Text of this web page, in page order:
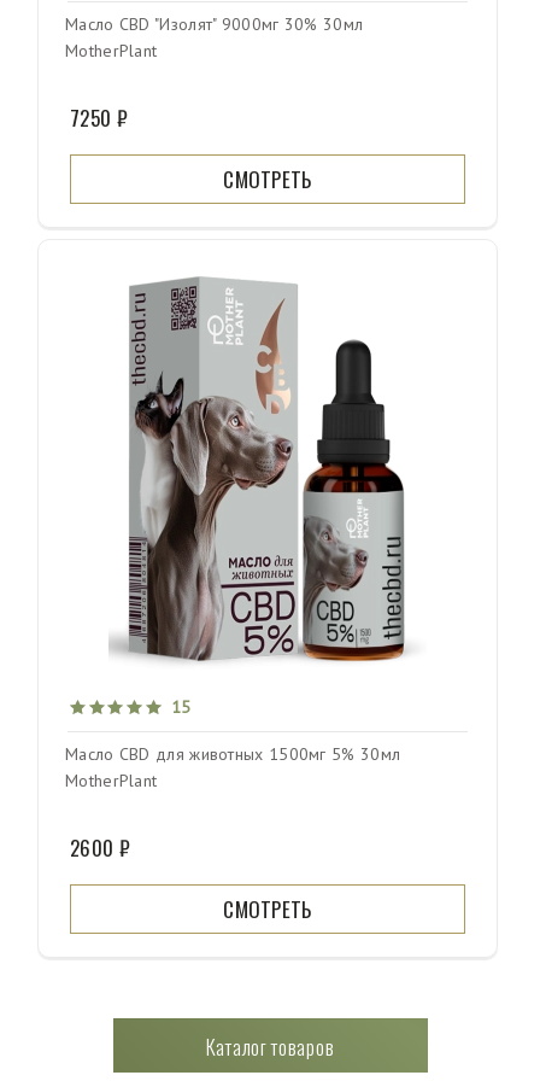
15
Масло CBD для животных 1500мг 5% 30мл
MotherPlant
2600 ₽
СМОТРЕТЬ
Масло CBD "Изолят" 9000мг 30% 30мл
MotherPlant
7250 ₽
СМОТРЕТЬ
Каталог товаров